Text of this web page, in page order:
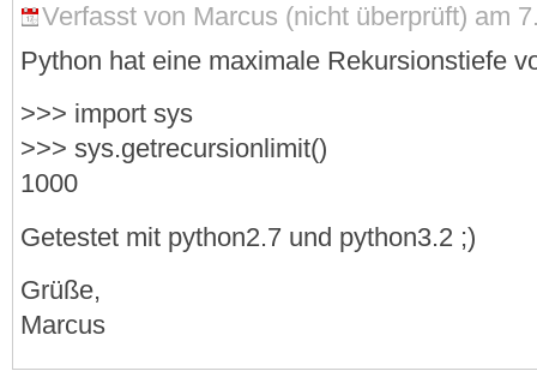
Verfasst von Marcus (nicht überprüft) am
Python hat eine maximale Rekursionstiefe
>>> import sys
>>> sys.getrecursionlimit()
1000
Getestet mit python2.7 und python3.2 ;)
Grüße,
Marcus